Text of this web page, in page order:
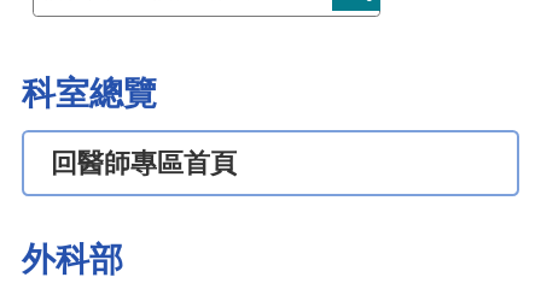
科室總覽
回醫師專區首頁
外科部